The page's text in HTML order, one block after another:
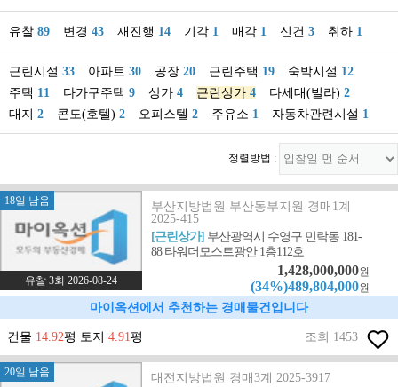
유찰 89 변경 43 재진행 14 기각 1 매각 1 신건 3 취하 1
근린시설 33 아파트 30 공장 20 근린주택 19 숙박시설 12
주택 11 다가구주택 9 상가 4 근린상가 4 다세대(빌라) 2
대지 2 콘도(호텔) 2 오피스텔 2 주유소 1 자동차관련시설 1
정렬방법 :
18일 남음
유찰 3회 2026-08-24
부산지방법원 부산동부지원 경매1계
2025-415
[근린상가] 부산광역시 수영구 민락동 181-
88 타워더모스트광안 1층112호
1,428,000,000원
(34%)489,804,000원
마이옥션에서 추천하는 경매물건입니다
건물 14.92평 토지 4.91평 조회 1453
20일 남음
대전지방법원 경매3계 2025-3917